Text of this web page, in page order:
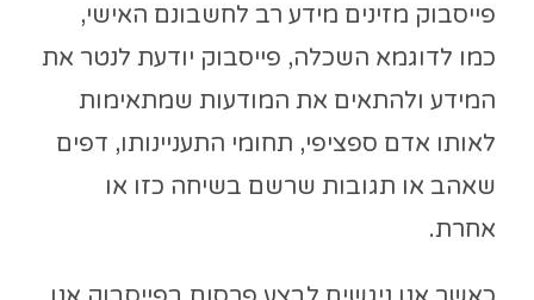
פייסבוק מזינים מידע רב לחשבונם האישי,
כמו לדוגמא השכלה, פייסבוק יודעת לנטר את
המידע ולהתאים את המודעות שמתאימות
לאותו אדם ספציפי, תחומי התעניינותו, דפים
שאהב או תגובות שרשם בשיחה כזו או
אחרת.